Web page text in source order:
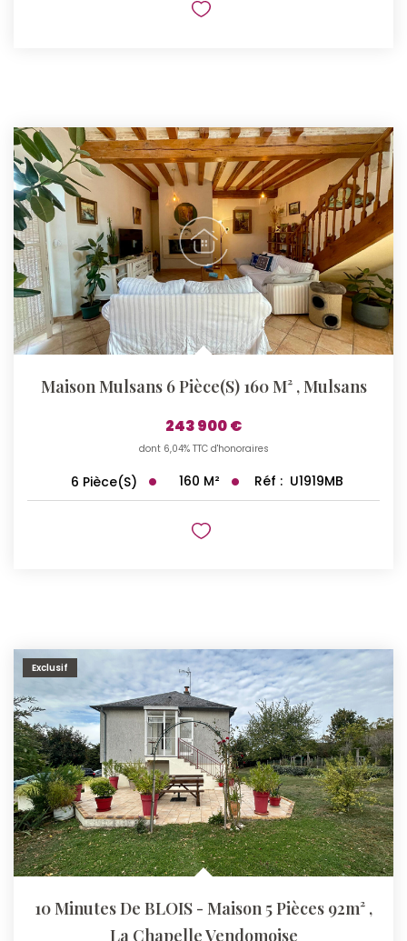
Maison Mulsans 6 Pièce(s) 160 M² , Mulsans
243 900 €
dont 6,04% TTC d'honoraires
6 Pièce(s) 160 M² Réf : U1919MB
Exclusif
10 Minutes De BLOIS - Maison 5 Pièces 92m² ,
La Chapelle Vendomoise